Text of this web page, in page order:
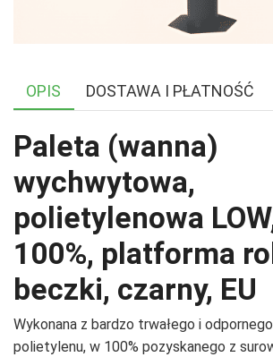
OPIS DOSTAWA I PŁATNOŚĆ
Paleta (wanna)
wychwytowa,
polietylenowa
100%, platforma
beczki, czarny, EU
Wykonana z bardzo trwałego i
polietylenu, w 100% pozyskanego z